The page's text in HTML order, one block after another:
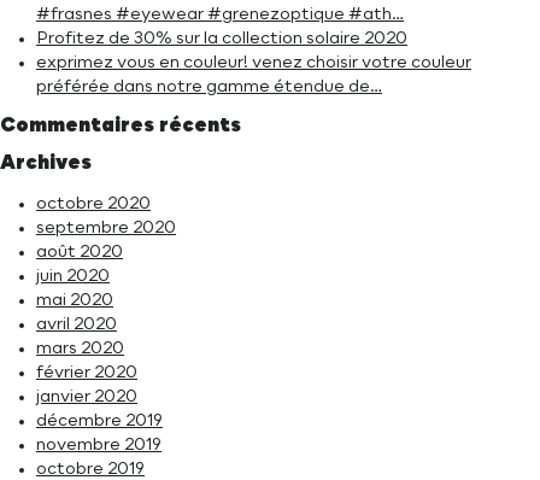
#frasnes #eyewear #grenezoptique #ath…
Profitez de 30% sur la collection solaire 2020
exprimez vous en couleur! venez choisir votre couleur
préférée dans notre gamme étendue de…
Commentaires récents
Archives
octobre 2020
septembre 2020
août 2020
juin 2020
mai 2020
avril 2020
mars 2020
février 2020
janvier 2020
décembre 2019
novembre 2019
octobre 2019